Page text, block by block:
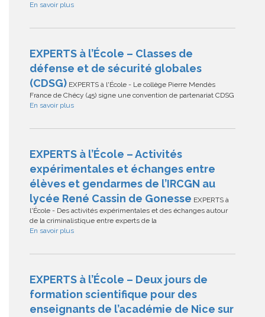
En savoir plus
EXPERTS à l’École – Classes de
défense et de sécurité globales
(CDSG) EXPERTS à l'École - Le collège Pierre Mendès
France de Chécy (45) signe une convention de partenariat CDSG
En savoir plus
EXPERTS à l’École – Activités
expérimentales et échanges entre
élèves et gendarmes de l’IRCGN au
lycée René Cassin de Gonesse EXPERTS à
l'École - Des activités expérimentales et des échanges autour
de la criminalistique entre experts de la
En savoir plus
EXPERTS à l’École – Deux jours de
formation scientifique pour des
enseignants de l’académie de Nice sur